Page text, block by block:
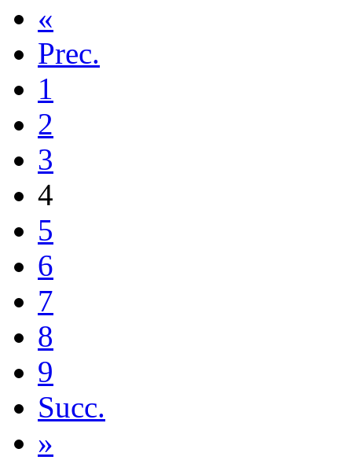
«
Prec.
1
2
3
4
5
6
7
8
9
Succ.
»